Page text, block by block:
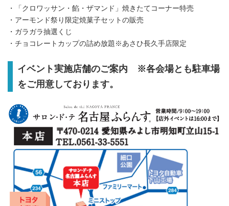
・「クロワッサン・餡・ザマンド」焼きたてコーナー特売
・アーモンド祭り限定焼菓子セットの販売
・ガラガラ抽選くじ
・チョコレートカップの詰め放題※あさひ長久手店限定
イベント実施店舗のご案内 ※各会場とも駐車場
をご用意しております。